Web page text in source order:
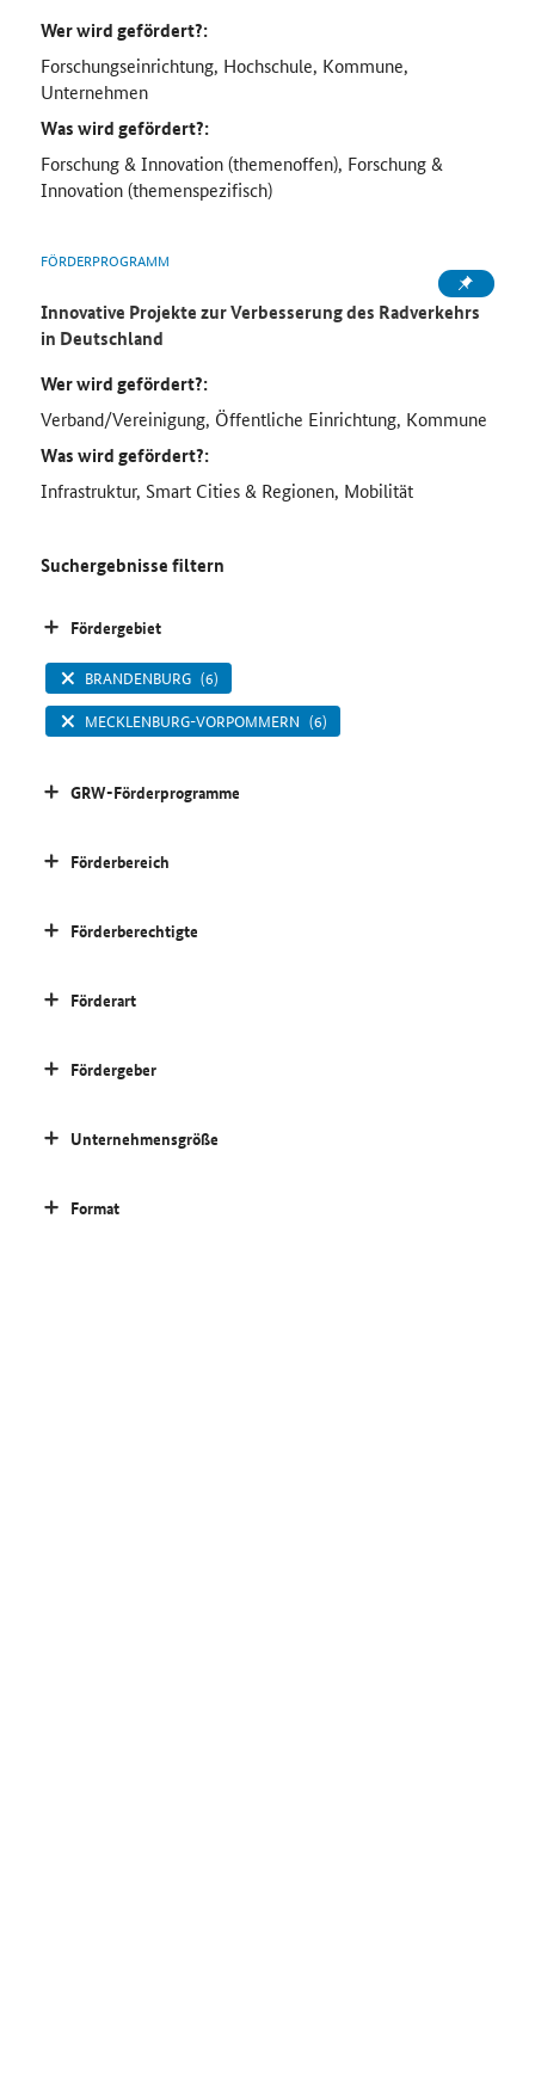
Wer wird gefördert?:
Forschungseinrichtung, Hochschule, Kommune,
Unternehmen
Was wird gefördert?:
Forschung & Innovation (themenoffen), Forschung &
Innovation (themenspezifisch)
FÖRDERPROGRAMM
Innovative Projekte zur Verbesserung des Radverkehrs
in Deutschland
Wer wird gefördert?:
Verband/Vereinigung, Öffentliche Einrichtung, Kommune
Was wird gefördert?:
Infrastruktur, Smart Cities & Regionen, Mobilität
Suchergebnisse filtern
Fördergebiet
BRANDENBURG (6)
MECKLENBURG-VORPOMMERN (6)
GRW-Förderprogramme
Förderbereich
Förderberechtigte
Förderart
Fördergeber
Unternehmensgröße
Format